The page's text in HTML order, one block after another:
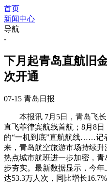
首页
新闻中心
导航
-
下月起青岛直航旧
次开通
07-15 青岛日报
本报讯 7月5日，青岛飞长
直飞菲律宾航线首航；8月8
的“一机到底”直航航线……记
来，青岛航空旅游市场持续升
热点城市航班进一步加密，
步夯实。最新数据显示，今
达53.3万人次，同比增长16.7%